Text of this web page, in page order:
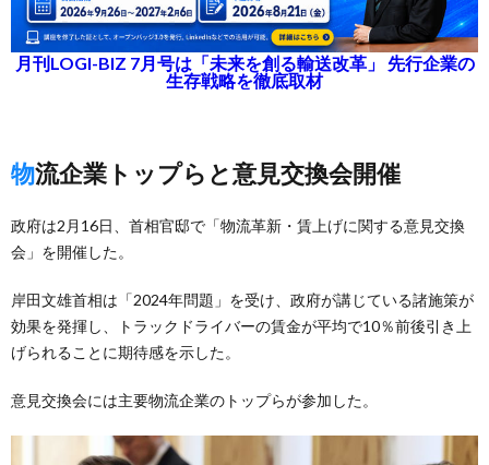
月刊LOGI-BIZ 7月号は「未来を創る輸送改革」 先行企業の
生存戦略を徹底取材
物流企業トップらと意見交換会開催
政府は2月16日、首相官邸で「物流革新・賃上げに関する意見交換
会」を開催した。
岸田文雄首相は「2024年問題」を受け、政府が講じている諸施策が
効果を発揮し、トラックドライバーの賃金が平均で10％前後引き上
げられることに期待感を示した。
意見交換会には主要物流企業のトップらが参加した。